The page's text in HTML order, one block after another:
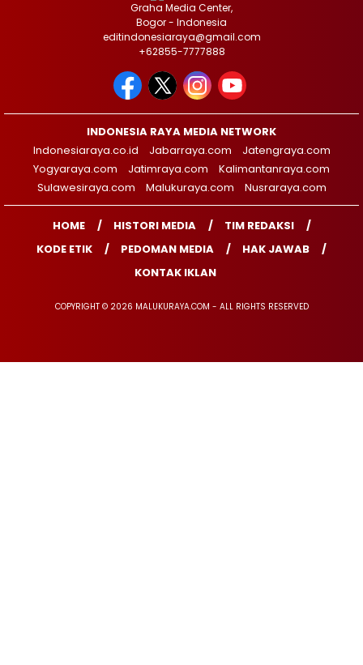
Graha Media Center,
Bogor - Indonesia
editindonesiaraya@gmail.com
+62855-7777888
INDONESIA RAYA MEDIA NETWORK
Indonesiaraya.co.id
Jabarraya.com
Jatengraya.com
Yogyaraya.com
Jatimraya.com
Kalimantanraya.com
Sulawesiraya.com
Malukuraya.com Nusraraya.com
HOME HISTORI MEDIA
TIM REDAKSI
KODE ETIK
PEDOMAN MEDIA
HAK JAWAB
KONTAK IKLAN
COPYRIGHT © 2026 MALUKURAYA.COM - ALL RIGHTS RESERVED